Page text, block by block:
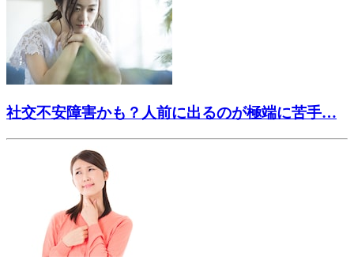
社交不安障害かも？人前に出るのが極端に苦手…